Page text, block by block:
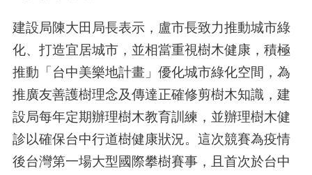
建設局陳大田局長表示，盧市長致力推動城市綠
化、打造宜居城市，並相當重視樹木健康，積極
推動「台中美樂地計畫」優化城市綠化空間，為
推廣友善護樹理念及傳達正確修剪樹木知識，建
設局每年定期辦理樹木教育訓練，並辦理樹木健
診以確保台中行道樹健康狀況。這次競賽為疫情
後台灣第一場大型國際攀樹賽事，且首次於台中